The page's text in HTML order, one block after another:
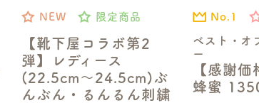
NEW 限定商品
【靴下屋コラボ第2
弾】レディース
(22.5cm～24.5cm)ぶ
んぶん・るんるん刺繍
No.1
ベスト・オ
ー
【感謝
蜂蜜